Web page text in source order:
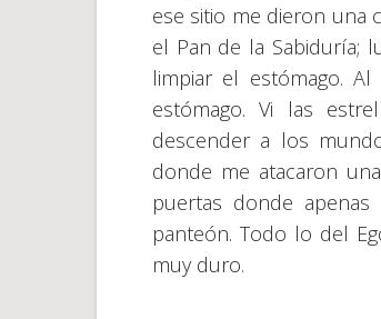
ese sitio me dieron una
el Pan de la Sabiduría;
limpiar el estómago.
estómago. Vi las
descender a los
donde me atacaron
puertas donde
panteón. Todo lo del
muy duro.